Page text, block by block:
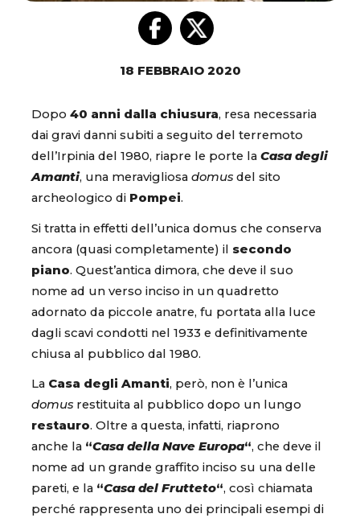
18 FEBBRAIO 2020
Dopo 40 anni dalla chiusura, resa necessaria
dai gravi danni subiti a seguito del terremoto
dell’Irpinia del 1980, riapre le porte la Casa degli
Amanti, una meravigliosa domus del sito
archeologico di Pompei.
Si tratta in effetti dell’unica domus che conserva
ancora (quasi completamente) il secondo
piano. Quest’antica dimora, che deve il suo
nome ad un verso inciso in un quadretto
adornato da piccole anatre, fu portata alla luce
dagli scavi condotti nel 1933 e definitivamente
chiusa al pubblico dal 1980.
La Casa degli Amanti, però, non è l’unica
domus restituita al pubblico dopo un lungo
restauro. Oltre a questa, infatti, riaprono
anche la “Casa della Nave Europa“, che deve il
nome ad un grande graffito inciso su una delle
pareti, e la “Casa del Frutteto“, così chiamata
perché rappresenta uno dei principali esempi di